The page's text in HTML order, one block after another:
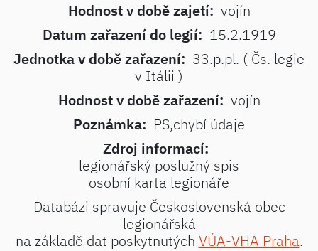
Hodnost v době zajetí: vojín
Datum zařazení do legií: 15.2.1919
Jednotka v době zařazení: 33.p.pl. ( Čs. legie
v Itálii )
Hodnost v době zařazení: vojín
Poznámka: PS,chybí údaje
Zdroj informací:
legionářský poslužný spis
osobní karta legionáře
Databázi spravuje Československá obec
legionářská
na základě dat poskytnutých VÚA-VHA Praha.